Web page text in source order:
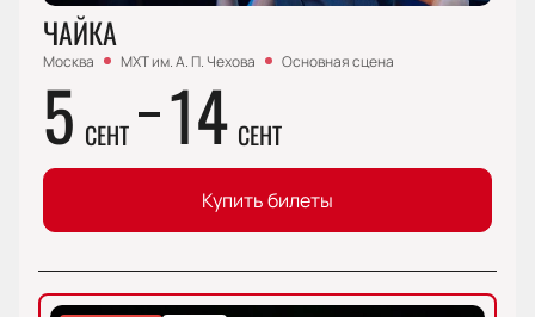
ЧАЙКА
Москва МХТ им. А. П. Чехова Основная сцена
5 СЕНТ 14 СЕНТ
Купить билеты